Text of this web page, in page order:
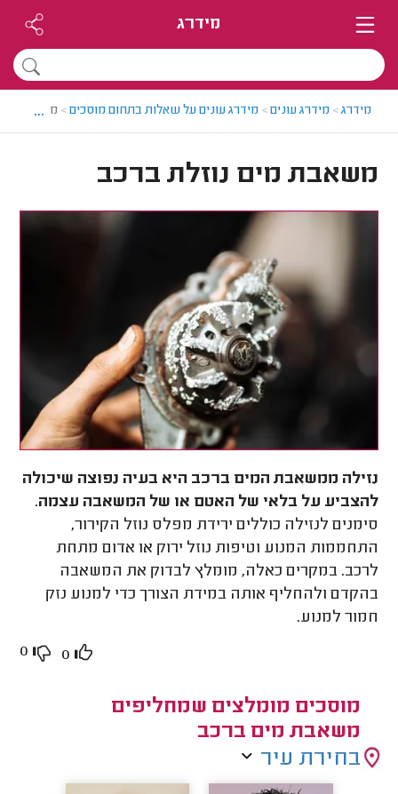
מידרג
מידרג> מידרג עונים> מידרג עונים על שאלות בתחום מוסכים> משאבת
...
משאבת מים נוזלת ברכב
נזילה ממשאבת המים ברכב היא בעיה נפוצה שיכולה
להצביע על בלאי של האטם או של המשאבה עצמה.
סימנים לנזילה כוללים ירידת מפלס נוזל הקירור,
התחממות המנוע וטיפות נוזל ירוק או אדום מתחת
לרכב. במקרים כאלה, מומלץ לבדוק את המשאבה
בהקדם ולהחליף אותה במידת הצורך כדי למנוע נזק
חמור למנוע.
0
0
מוסכים מומלצים שמחליפים
משאבת מים ברכב
בחירת עיר